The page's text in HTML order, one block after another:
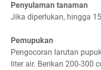
Penyulaman tanaman
Jika diperlukan, hingga
Pemupukan
Pengocoran larutan
liter air. Berikan 200-300